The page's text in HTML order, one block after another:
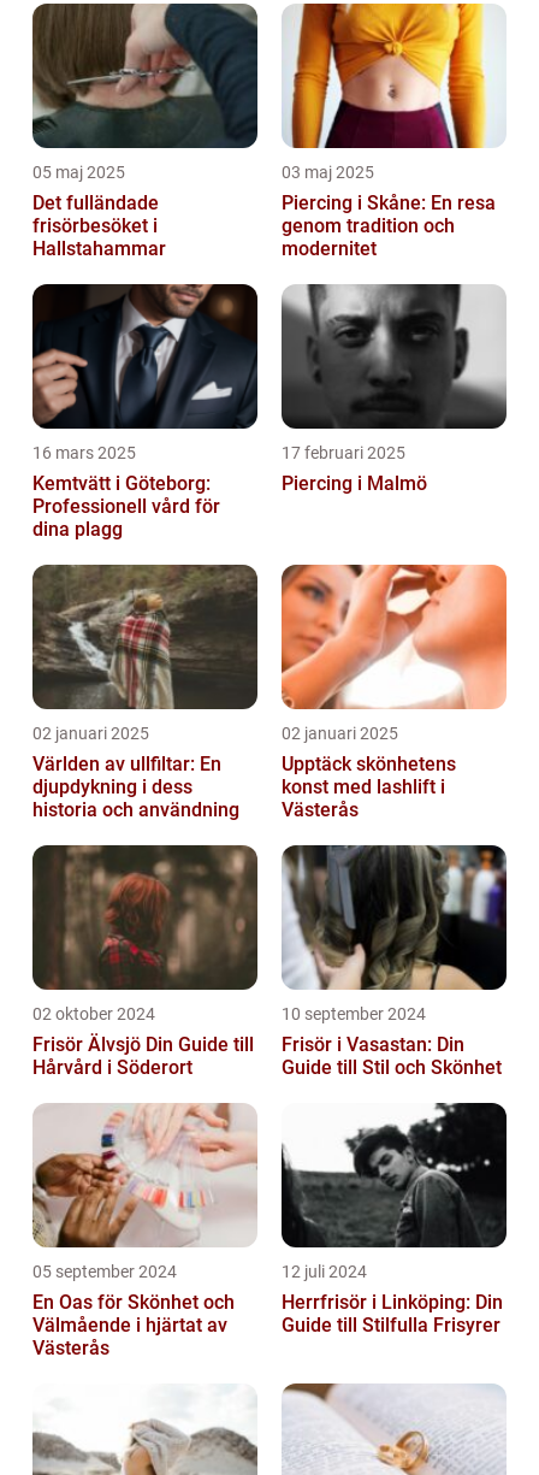
05 maj 2025
Det fulländade
frisörbesöket i
Hallstahammar
03 maj 2025
Piercing i Skåne: En resa
genom tradition och
modernitet
16 mars 2025
Kemtvätt i Göteborg:
Professionell vård för
dina plagg
17 februari 2025
Piercing i Malmö
02 januari 2025
Världen av ullfiltar: En
djupdykning i dess
historia och användning
02 januari 2025
Upptäck skönhetens
konst med lashlift i
Västerås
02 oktober 2024
Frisör Älvsjö Din Guide till
Hårvård i Söderort
10 september 2024
Frisör i Vasastan: Din
Guide till Stil och Skönhet
05 september 2024
En Oas för Skönhet och
Välmående i hjärtat av
Västerås
12 juli 2024
Herrfrisör i Linköping: Din
Guide till Stilfulla Frisyrer